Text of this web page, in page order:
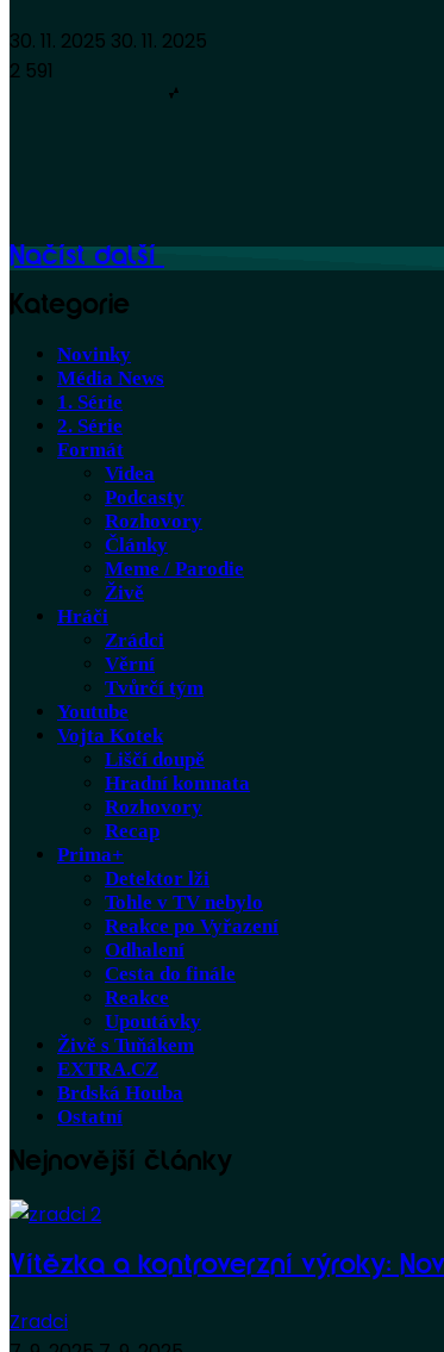
30. 11. 2025 30. 11. 2025
2 591
Načíst další
Kategorie
Novinky
Média News
1. Série
2. Série
Formát
Videa
Podcasty
Rozhovory
Články
Meme / Parodie
Živě
Hráči
Zrádci
Věrní
Tvůrčí tým
Youtube
Vojta Kotek
Liščí doupě
Hradní komnata
Rozhovory
Recap
Prima+
Detektor lži
Tohle v TV nebylo
Reakce po Vyřazení
Odhalení
Cesta do finále
Reakce
Upoutávky
Živě s Tuňákem
EXTRA.CZ
Brdská Houba
Ostatní
Nejnovější články
Vítězka a kontroverzní výroky:
Zradci